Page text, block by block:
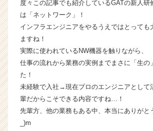
ラ
ン】
|
ン
ャ
ー・
度々この記事でも紹介しているGATの新人研
は「ネットワーク」！
インフラエンジニアをやるうえではとっても
ますね！
実際に使われているNW機器を触りながら、
仕事の流れから業務の実例までまさに「生の
た！
未経験で入社→現在プロのエンジニアとして
輩だからこそできる内容ですね…！
先輩方、他の業務もある中、本当にありがと
_)m